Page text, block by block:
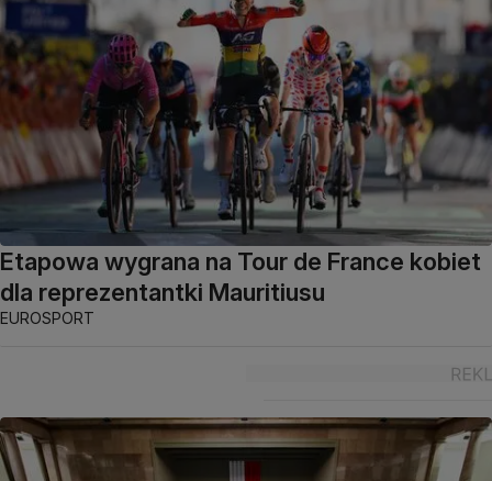
Etapowa wygrana na Tour de France kobiet
dla reprezentantki Mauritiusu
EUROSPORT